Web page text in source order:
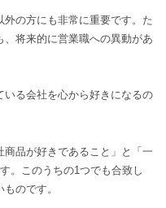
外の方にも非常に重要です。た
将来的に営業職への異動があ
る会社を心から好きになるの
品が好きであること」と「一
。このうちの1つでも合致し
のです。